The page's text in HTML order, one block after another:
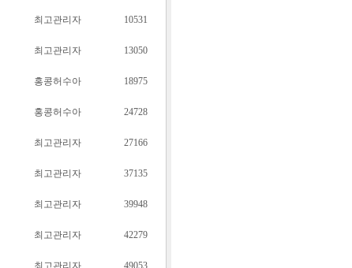
최고관리자 10531
최고관리자 13050
홍콩허수아 18975
홍콩허수아 24728
최고관리자 27166
최고관리자 37135
최고관리자 39948
최고관리자 42279
최고관리자 49053